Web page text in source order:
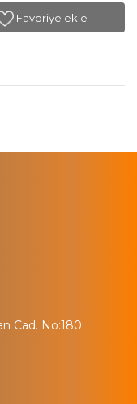
Favoriye ekle
Cad. No:180